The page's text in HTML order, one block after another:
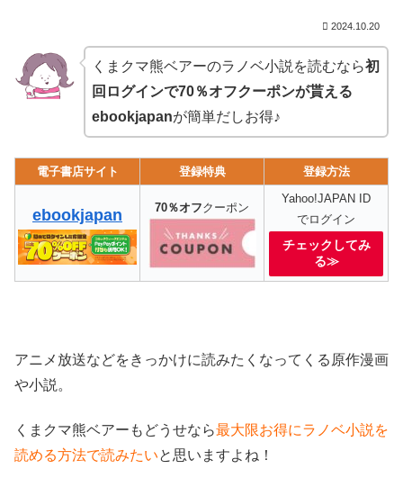
2024.10.20
くまクマ熊ベアーのラノベ小説を読むなら初
回ログインで70％オフクーポンが貰える
ebookjapanが簡単だしお得♪
電子書店サイト 登録特典 登録方法
ebookjapan 70％オフクーポン
Yahoo!JAPAN ID
でログイン
チェックしてみ
る≫
アニメ放送などをきっかけに読みたくなってくる原作漫画
や小説。
くまクマ熊ベアーもどうせなら最大限お得にラノベ小説を
読める方法で読みたいと思いますよね！